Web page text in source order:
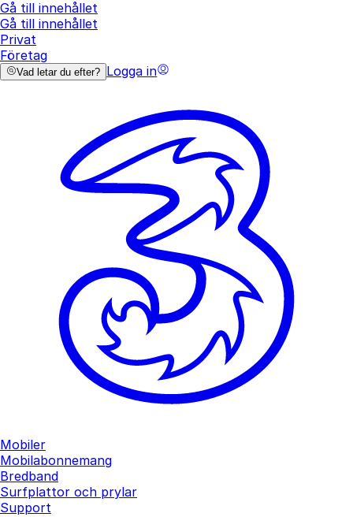
Gå till innehållet
Gå till innehållet
Privat
Företag
Vad letar du efter? Logga in
Mobiler
Mobilabonnemang
Bredband
Surfplattor och prylar
Support